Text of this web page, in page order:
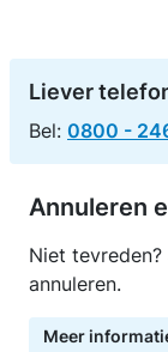
Liever
Bel: 0800 -
Annuleren
Niet
annuleren.
Meer